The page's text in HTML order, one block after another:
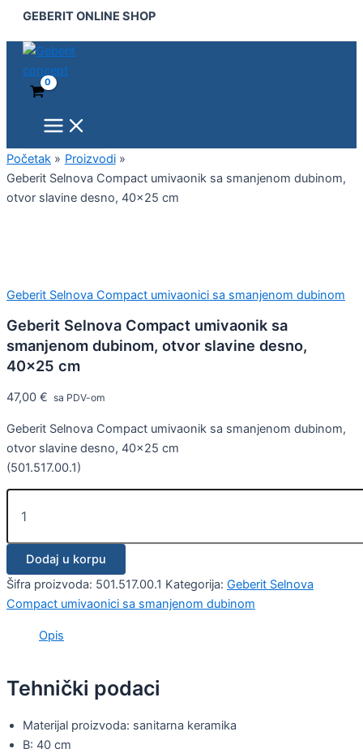
Pređi
sadržaj
GEBERIT ONLINE SHOP
Menu
Početak
Proizvodi
Geberit Selnova Compact umivaonik sa smanjenom dubinom,
otvor slavine desno, 40×25 cm
Geberit Selnova Compact umivaonici sa smanjenom dubinom
Geberit Selnova Compact umivaonik sa
smanjenom dubinom, otvor slavine desno,
40×25 cm
47,00 € sa PDV-om
Geberit Selnova Compact umivaonik sa smanjenom dubinom,
otvor slavine desno, 40×25 cm
(501.517.00.1)
Selnova
Compact
umivaonik
smanjenom
desno,
40x25
cm
količina
Dodaj u korpu
Šifra proizvoda: 501.517.00.1 Kategorija: Geberit Selnova
Compact umivaonici sa smanjenom dubinom
Opis
Tehnički podaci
Materijal proizvoda: sanitarna keramika
B: 40 cm